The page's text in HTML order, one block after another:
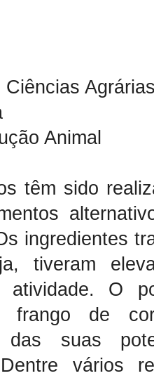
Animal
têm sido
ingredientes
tiveram
atividade. O
frango de
das suas
Dentre vários